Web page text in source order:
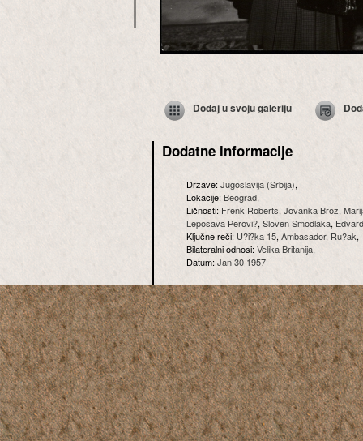
Dodaj u svoju galeriju
Dodatne informacije
Drzave:Jugoslavija (Srbija),
Lokacije:Beograd,
Ličnosti: Frenk Roberts, Jovanka Broz,
Leposava Perovi?, Sloven Smodlaka,
Ključne reči: U?i?ka 15, Ambasador, Ru?ak,
Bilateralni odnosi:Velika Britanija,
Datum:Jan 30 1957